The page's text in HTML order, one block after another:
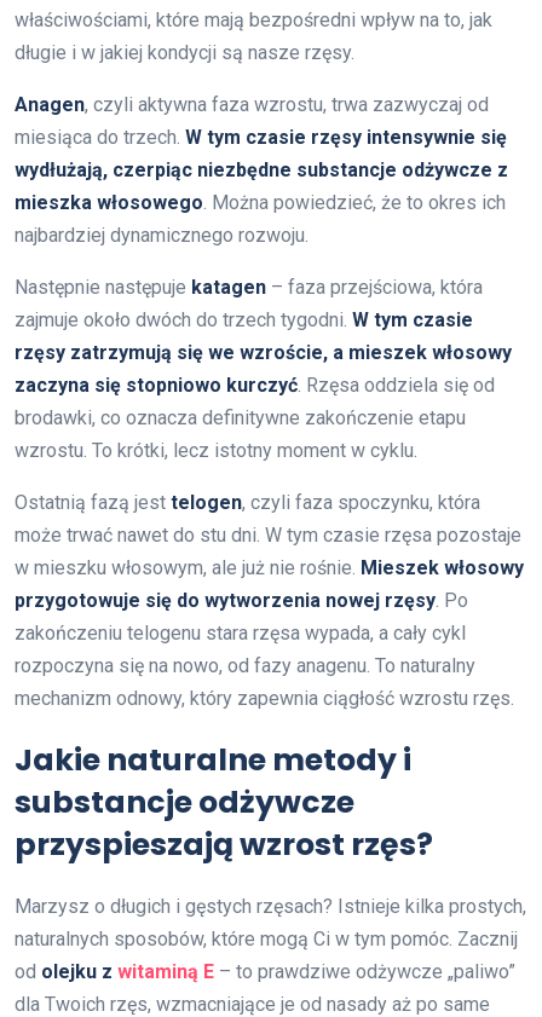
właściwościami, które mają bezpośredni wpływ na to, jak
długie i w jakiej kondycji są nasze rzęsy.
Anagen, czyli aktywna faza wzrostu, trwa zazwyczaj od
miesiąca do trzech. W tym czasie rzęsy intensywnie się
wydłużają, czerpiąc niezbędne substancje odżywcze z
mieszka włosowego. Można powiedzieć, że to okres ich
najbardziej dynamicznego rozwoju.
Następnie następuje katagen – faza przejściowa, która
zajmuje około dwóch do trzech tygodni. W tym czasie
rzęsy zatrzymują się we wzroście, a mieszek włosowy
zaczyna się stopniowo kurczyć. Rzęsa oddziela się od
brodawki, co oznacza definitywne zakończenie etapu
wzrostu. To krótki, lecz istotny moment w cyklu.
Ostatnią fazą jest telogen, czyli faza spoczynku, która
może trwać nawet do stu dni. W tym czasie rzęsa pozostaje
w mieszku włosowym, ale już nie rośnie. Mieszek włosowy
przygotowuje się do wytworzenia nowej rzęsy. Po
zakończeniu telogenu stara rzęsa wypada, a cały cykl
rozpoczyna się na nowo, od fazy anagenu. To naturalny
mechanizm odnowy, który zapewnia ciągłość wzrostu rzęs.
Jakie naturalne metody i
substancje odżywcze
przyspieszają wzrost rzęs?
Marzysz o długich i gęstych rzęsach? Istnieje kilka prostych,
naturalnych sposobów, które mogą Ci w tym pomóc. Zacznij
od olejku z witaminą E – to prawdziwe odżywcze „paliwo”
dla Twoich rzęs, wzmacniające je od nasady aż po same